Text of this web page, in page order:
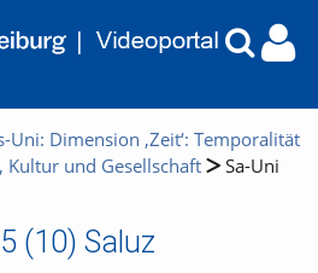
Uni: Dimension ‚Zeit‘: Temporalität
Kultur und Gesellschaft
Sa-Uni
(10) Saluz